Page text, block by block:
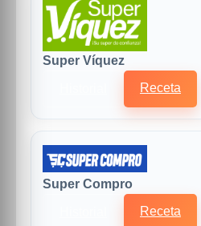
Super Víquez
Receta
Super Compro
Receta